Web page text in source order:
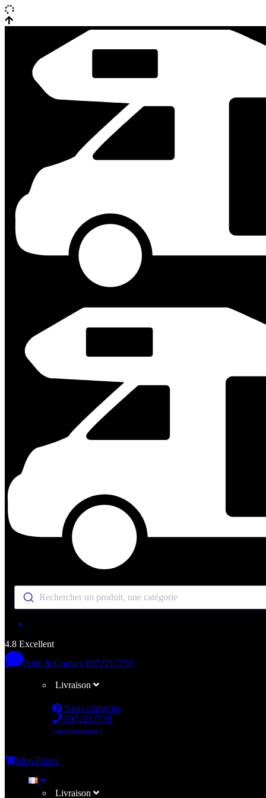
Rechercher un produit, une catégorie
4.8 Excellent
Aide & Contact 0972217738
Livraison
Nous contacter
0972217738
( appel non surtaxé )
Mon Panier
Livraison